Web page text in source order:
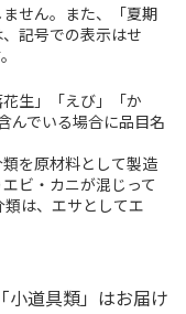
せん。また、「夏期
記号での表示はせ
生」「えび」「か
んでいる場合に品目名
を原材料として製造
ビ・カニが混じって
は、エサとしてエ
小道具類」はお届け